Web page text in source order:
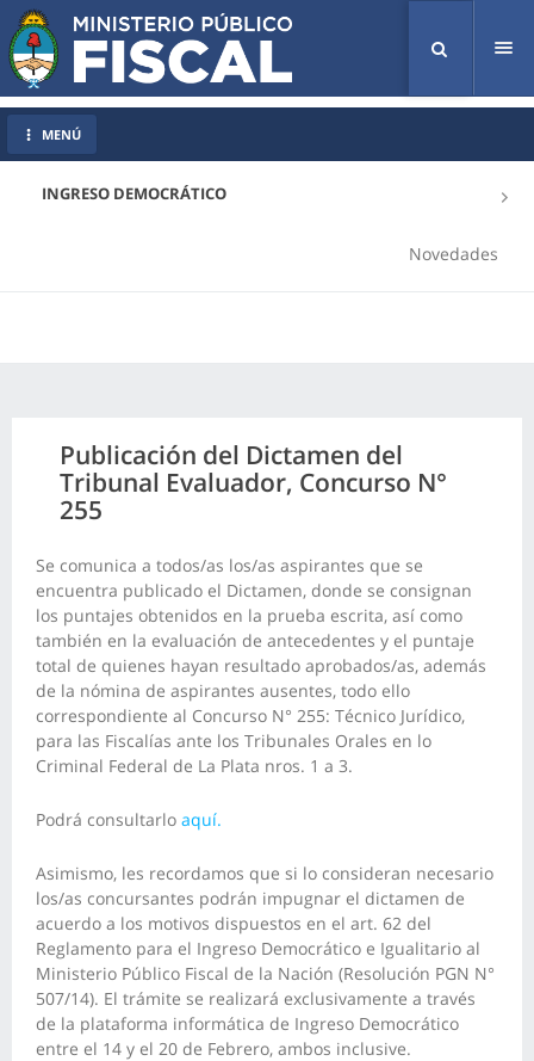
INGRESO DEMOCRÁTICO
Novedades
MENÚ
Publicación del Dictamen del
Tribunal Evaluador, Concurso N°
255
Se comunica a todos/as los/as aspirantes que se
encuentra publicado el Dictamen, donde se consignan
los puntajes obtenidos en la prueba escrita, así como
también en la evaluación de antecedentes y el puntaje
total de quienes hayan resultado aprobados/as, además
de la nómina de aspirantes ausentes, todo ello
correspondiente al Concurso N° 255: Técnico Jurídico,
para las Fiscalías ante los Tribunales Orales en lo
Criminal Federal de La Plata nros. 1 a 3.
Podrá consultarlo aquí.
Asimismo, les recordamos que si lo consideran necesario
los/as concursantes podrán impugnar el dictamen de
acuerdo a los motivos dispuestos en el art. 62 del
Reglamento para el Ingreso Democrático e Igualitario al
Ministerio Público Fiscal de la Nación (Resolución PGN N°
507/14). El trámite se realizará exclusivamente a través
de la plataforma informática de Ingreso Democrático
entre el 14 y el 20 de Febrero, ambos inclusive.